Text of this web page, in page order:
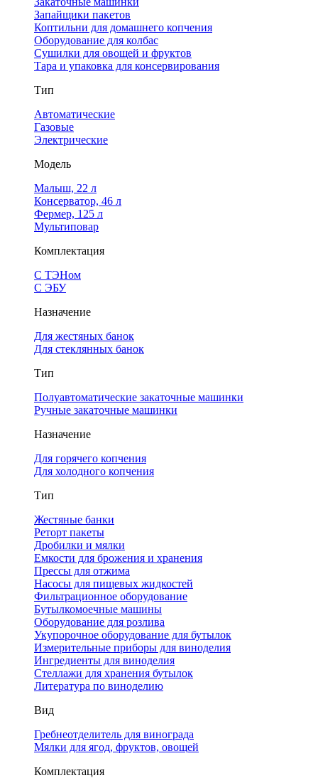
Запайщики пакетов
Коптильни для домашнего копчения
Оборудование для колбас
Сушилки для овощей и фруктов
Тара и упаковка для консервирования
Тип
Автоматические
Газовые
Электрические
Модель
Малыш, 22 л
Консерватор, 46 л
Фермер, 125 л
Мультиповар
Комплектация
С ТЭНом
С ЭБУ
Назначение
Для жестяных банок
Для стеклянных банок
Тип
Полуавтоматические закаточные машинки
Ручные закаточные машинки
Назначение
Для горячего копчения
Для холодного копчения
Тип
Жестяные банки
Реторт пакеты
Дробилки и мялки
Емкости для брожения и хранения
Прессы для отжима
Насосы для пищевых жидкостей
Фильтрационное оборудование
Бутылкомоечные машины
Оборудование для розлива
Укупорочное оборудование для бутылок
Измерительные приборы для виноделия
Ингредиенты для виноделия
Стеллажи для хранения бутылок
Литература по виноделию
Вид
Гребнеотделитель для винограда
Мялки для ягод, фруктов, овощей
Комплектация